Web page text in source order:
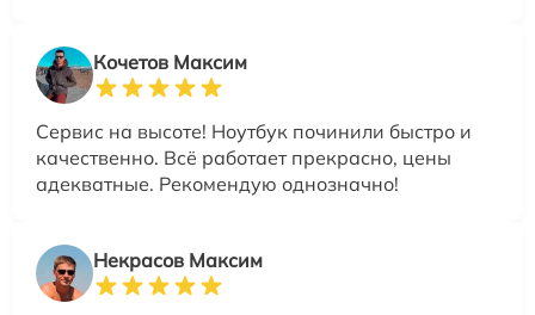
Кочетов Максим
Сервис на высоте! Ноутбук починили быстро и
качественно. Всё работает прекрасно, цены
адекватные. Рекомендую однозначно!
Некрасов Максим